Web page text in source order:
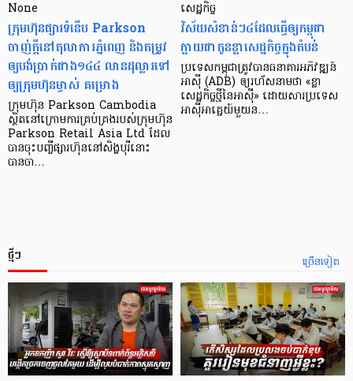
None
ក្រុមហ៊ុនផ្សារទំនើប Parkson
ចាញ់ក្ដីនៅតុលាការភ្នំពេញ និងតម្រូវ
ឲ្យបង់ប្រាក់ជាង១៤៤ លានដុល្លារទៅ
ឲ្យក្រុមហ៊ុនម្ចាស់ គម្រោង
ក្រុមហ៊ុន Parkson Cambodia
ស្ថិតនៅក្រោមការគ្រប់គ្រងរបស់ក្រុមហ៊ុន
Parkson Retail Asia Ltd ដែល
បានចុះបញ្ចីផ្សារហ៊ុននៅសិង្ហបុរីនោះ
បានចា…
សេដ្ឋកិច្ច​
វិស័យ​សំខាន់ៗ​៤​ដែល​ធ្វើ​ឲ្យ​កម្ពុជា​
ក្លាយ​ជា​កូន​ខ្លា​សេដ្ឋកិច្ច​ក្នុង​តំបន់
ប្រទេស​កម្ពុជា​ត្រូវ​បាន​ធនាគារ​អភិវឌ្ឍន៍​
អាស៊ី (ADB) ឲ្យ​រហ័ស​នាមថា «ខ្លា​
សេដ្ឋកិច្ច​ថ្មី​នៃ​អាស៊ី» ដោយសារ​ប្រទេស​
អាស៊ី​អាគ្នេយ៍​មួយ​ន…
ច្រើនទៀត
ថ្មីៗ